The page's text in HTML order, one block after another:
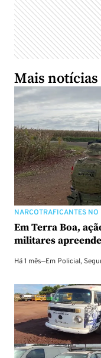
Mais notícias
NARCOTRAFICANTES
Em Terra Boa,
militares
Há 1 mês—Em Policial,